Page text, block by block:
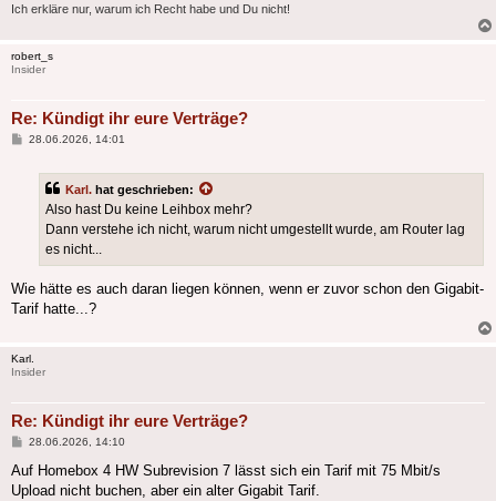
Ich erkläre nur, warum ich Recht habe und Du nicht!
robert_s
Insider
Re: Kündigt ihr eure Verträge?
Beitrag
28.06.2026, 14:01
Karl. hat geschrieben:
Also hast Du keine Leihbox mehr?
Dann verstehe ich nicht, warum nicht umgestellt wurde, am Router lag
es nicht...
Wie hätte es auch daran liegen können, wenn er zuvor schon den Gigabit-
Tarif hatte...?
Karl.
Insider
Re: Kündigt ihr eure Verträge?
Beitrag
28.06.2026, 14:10
Auf Homebox 4 HW Subrevision 7 lässt sich ein Tarif mit 75 Mbit/s
Upload nicht buchen, aber ein alter Gigabit Tarif.